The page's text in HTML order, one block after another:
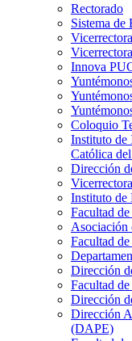
Rectorado
Sistema de
Innova
Coloquio
Instituto de
Católica
Dirección
Instituto de
Facultad
Asociación
Facultad
Dirección
Facultad
Dirección
Dirección
(DAPE)